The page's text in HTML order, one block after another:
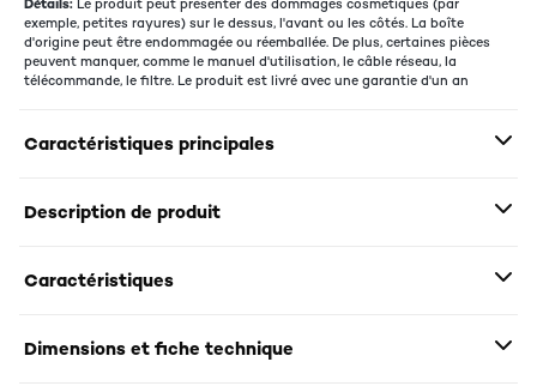
Détails: Le produit peut présenter des dommages cosmétiques (par
exemple, petites rayures) sur le dessus, l'avant ou les côtés. La boîte
d'origine peut être endommagée ou réemballée. De plus, certaines pièces
peuvent manquer, comme le manuel d'utilisation, le câble réseau, la
télécommande, le filtre. Le produit est livré avec une garantie d'un an
Caractéristiques principales
Description de produit
Caractéristiques
Dimensions et fiche technique